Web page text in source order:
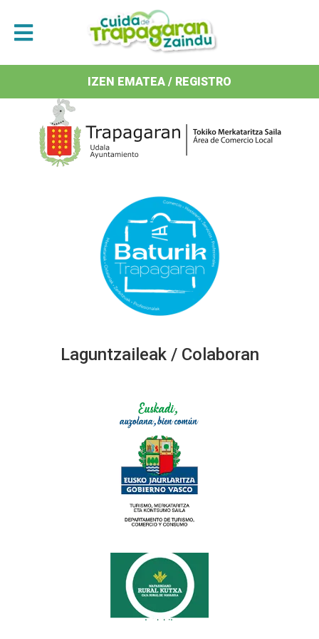
Antolatzaileak / Organizan
Laguntzaileak / Colaboran
IZEN EMATEA / REGISTRO